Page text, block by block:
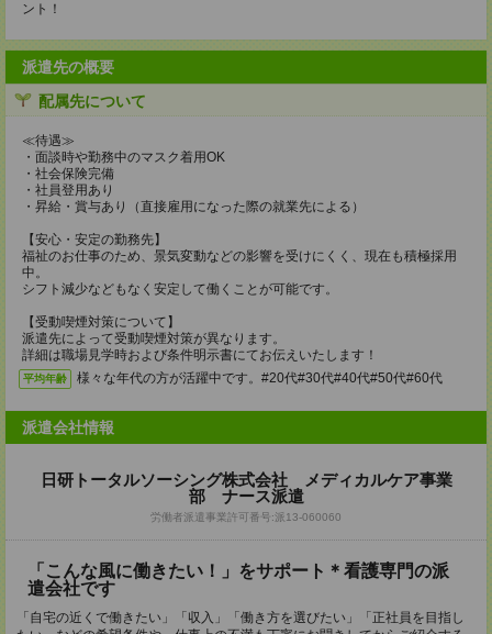
ント！
派遣先の概要
配属先について
≪待遇≫
・面談時や勤務中のマスク着用OK
・社会保険完備
・社員登用あり
・昇給・賞与あり（直接雇用になった際の就業先による）
【安心・安定の勤務先】
福祉のお仕事のため、景気変動などの影響を受けにくく、現在も積極採用
中。
シフト減少などもなく安定して働くことが可能です。
【受動喫煙対策について】
派遣先によって受動喫煙対策が異なります。
詳細は職場見学時および条件明示書にてお伝えいたします！
平均年齢 様々な年代の方が活躍中です。#20代#30代#40代#50代#60代
派遣会社情報
日研トータルソーシング株式会社 メディカルケア事業
部 ナース派遣
労働者派遣事業許可番号:派13-060060
「こんな風に働きたい！」をサポート＊看護専門の派
遣会社です
「自宅の近くで働きたい」「収入」「働き方を選びたい」「正社員を目指し